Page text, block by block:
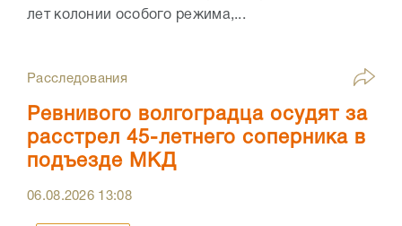
лет колонии особого режима,...
Расследования
Ревнивого волгоградца осудят за
расстрел 45-летнего соперника в
подъезде МКД
06.08.2026 13:08